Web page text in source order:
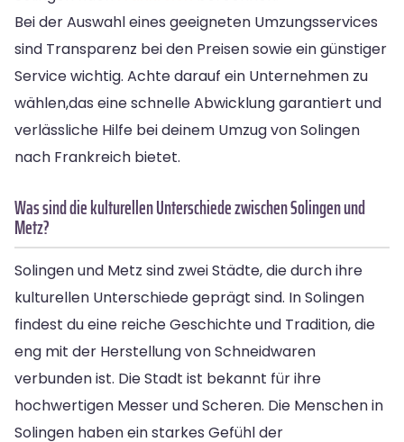
Bei der Auswahl eines geeigneten Umzungsservices
sind Transparenz bei den Preisen sowie ein günstiger
Service wichtig. Achte darauf ein Unternehmen zu
wählen,das eine schnelle Abwicklung garantiert und
verlässliche Hilfe bei deinem Umzug von Solingen
nach Frankreich bietet.
Was sind die kulturellen Unterschiede zwischen Solingen und
Metz?
Solingen und Metz sind zwei Städte, die durch ihre
kulturellen Unterschiede geprägt sind. In Solingen
findest du eine reiche Geschichte und Tradition, die
eng mit der Herstellung von Schneidwaren
verbunden ist. Die Stadt ist bekannt für ihre
hochwertigen Messer und Scheren. Die Menschen in
Solingen haben ein starkes Gefühl der